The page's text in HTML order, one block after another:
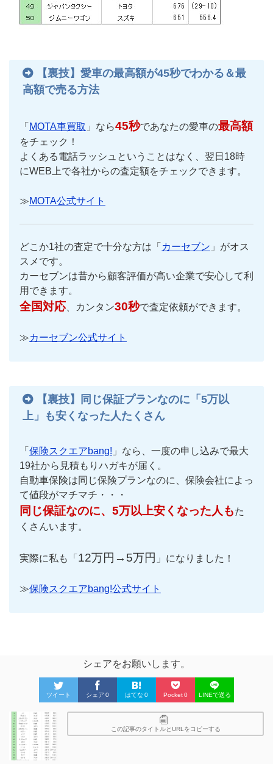
【裏技】愛車の最高額が45秒でわかる＆最
高額で売る方法
「 MOTA車買取 」なら45秒であなたの愛車の最高額
をチェック！
よくある電話ラッシュということはなく、翌日18時
にWEB上で各社からの査定額をチェックできます。
≫MOTA公式サイト
どこか1社の査定で十分な方は「 カーセブン 」がオス
スメです。
カーセブンは昔から顧客評価が高い企業で安心して利
用できます。
全国対応、カンタン30秒で査定依頼ができます。
≫カーセブン公式サイト
【裏技】同じ保証プランなのに「5万以
上」も安くなった人たくさん
「 保険スクエアbang! 」なら、一度の申し込みで最大
19社から見積もりハガキが届く。
自動車保険は同じ保険プランなのに、保険会社によっ
て値段がマチマチ・・・
同じ保証なのに、5万以上安くなった人もた
くさんいます。
実際に私も「 12万円→5万円 」になりました！
≫保険スクエアbang!公式サイト
シェアをお願いします。
ツイート シェア 0 はてな 0 Pocket0 LINEで送る
この記事のタイトルとURLをコピーする